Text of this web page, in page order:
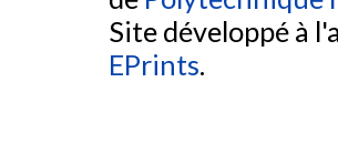
Site développé à
EPrints.